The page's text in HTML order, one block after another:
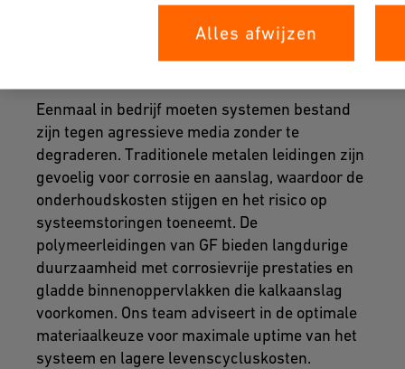
Onderhoud op lange termijn
Eenmaal in bedrijf moeten systemen bestand
zijn tegen agressieve media zonder te
degraderen. Traditionele metalen leidingen zijn
gevoelig voor corrosie en aanslag, waardoor de
onderhoudskosten stijgen en het risico op
systeemstoringen toeneemt. De
polymeerleidingen van GF bieden langdurige
duurzaamheid met corrosievrije prestaties en
gladde binnenoppervlakken die kalkaanslag
voorkomen. Ons team adviseert in de optimale
materiaalkeuze voor maximale uptime van het
systeem en lagere levenscycluskosten.
Alles afwijzen